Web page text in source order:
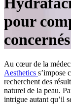
pour
concernés
Au cœur de la
Aesthetics s’impose
recherchent des
naturel de la peau.
intrigue autant qu’il